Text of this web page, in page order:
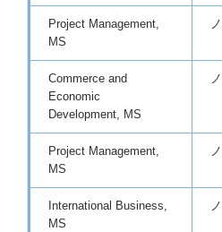
Project Management,
MS
Commerce and
Economic
Development, MS
Project Management,
MS
International Business,
MS